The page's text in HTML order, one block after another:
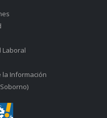
Laboral
la Información